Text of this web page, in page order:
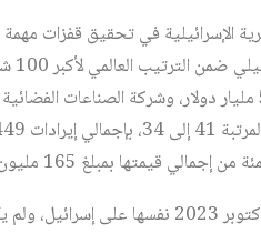
الإسرائيلية في تحقيق قفزات
دولار
فرضت صدمة صباح السابع من أكتوبر